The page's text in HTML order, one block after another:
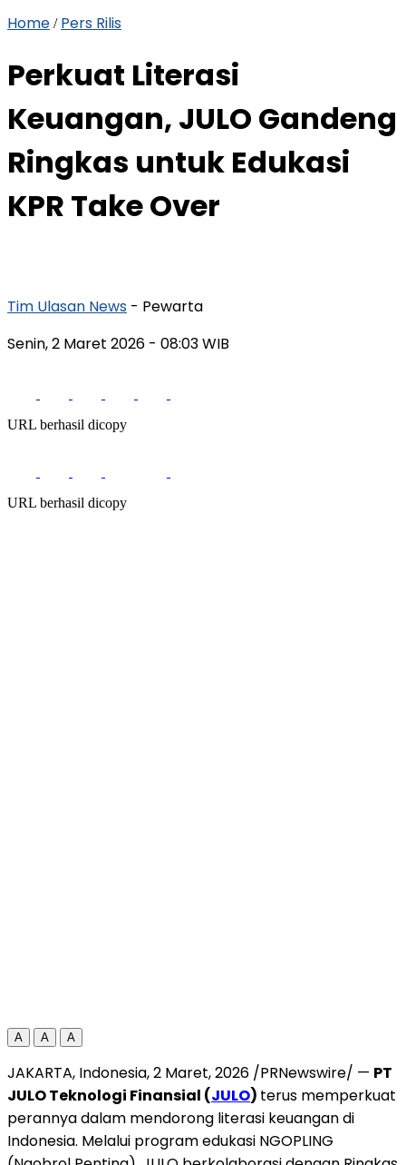
Home / Pers Rilis
Perkuat Literasi
Keuangan, JULO Gandeng
Ringkas untuk Edukasi
KPR Take Over
Tim Ulasan News - Pewarta
Senin, 2 Maret 2026 - 08:03 WIB
URL berhasil dicopy
URL berhasil dicopy
A A A
JAKARTA, Indonesia,2 Maret, 2026 /PRNewswire/ — PT
JULO Teknologi Finansial (JULO) terus memperkuat
perannya dalam mendorong literasi keuangan di
Indonesia. Melalui program edukasi NGOPLING